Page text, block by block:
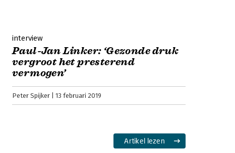
interview
Paul-Jan Linker: ‘Gezonde druk
vergroot het presterend
vermogen’
Peter Spijker 13 februari 2019
Artikel lezen